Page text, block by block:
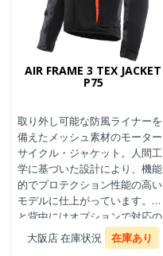
AIR FRAME 3 TEX JACKET
P75
取り外し可能な防風ライナーを
備えたメッシュ素材のモーター
サイクル・ジャケット。人間工
学に基づいた設計により、機能
的でプロテクション性能の高い
モデルに仕上がっています。胸
と背中にはオプションで対応の
プロテクターを装着することが
できます。また、防水の内ポケ
大阪店 在庫状況 在庫あり